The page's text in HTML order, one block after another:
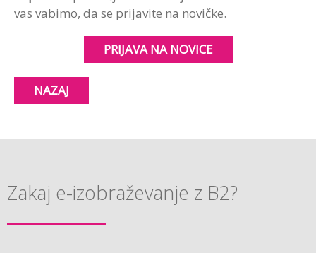
vas vabimo, da se prijavite na novičke.
PRIJAVA NA NOVICE
NAZAJ
Zakaj e-izobraževanje z B2?